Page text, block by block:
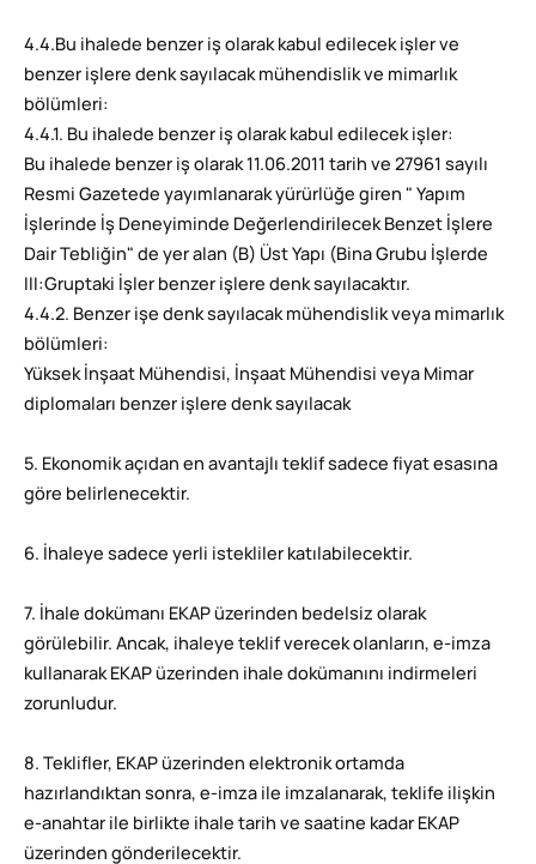
4.4.Bu ihalede benzer iş olarak kabul edilecek işler ve
benzer işlere denk sayılacak mühendislik ve mimarlık
bölümleri:
4.4.1. Bu ihalede benzer iş olarak kabul edilecek işler:
Bu ihalede benzer iş olarak 11.06.2011 tarih ve 27961 sayılı
Resmi Gazetede yayımlanarak yürürlüğe giren " Yapım
İşlerinde İş Deneyiminde Değerlendirilecek Benzet İşlere
Dair Tebliğin" de yer alan (B) Üst Yapı (Bina Grubu İşlerde
III:Gruptaki İşler benzer işlere denk sayılacaktır.
4.4.2. Benzer işe denk sayılacak mühendislik veya mimarlık
bölümleri:
Yüksek İnşaat Mühendisi, İnşaat Mühendisi veya Mimar
diplomaları benzer işlere denk sayılacak
5. Ekonomik açıdan en avantajlı teklif sadece fiyat esasına
göre belirlenecektir.
6. İhaleye sadece yerli istekliler katılabilecektir.
7. İhale dokümanı EKAP üzerinden bedelsiz olarak
görülebilir. Ancak, ihaleye teklif verecek olanların, e-imza
kullanarak EKAP üzerinden ihale dokümanını indirmeleri
zorunludur.
8. Teklifler, EKAP üzerinden elektronik ortamda
hazırlandıktan sonra, e-imza ile imzalanarak, teklife ilişkin
e-anahtar ile birlikte ihale tarih ve saatine kadar EKAP
üzerinden gönderilecektir.